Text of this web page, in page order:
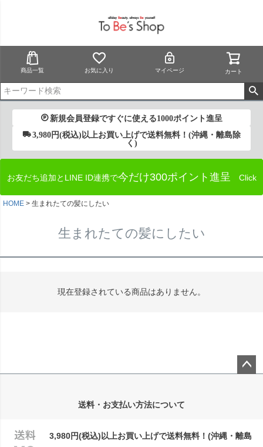
商品一覧 お気に入り マイページ カート
新規会員登録ですぐに使える1000ポイント進呈
3,980円(税込)以上お買い上げで送料無料！(沖縄・離島除
く)
お友だち追加とLINE ID連携で今だけ300ポイント進呈 Click
HOME 生まれたての髪にしたい
生まれたての髪にしたい
現在登録されている商品はありません。
送料・お支払い方法について
3,980円(税込)以上お買い上げで送料無料！(沖縄・離島